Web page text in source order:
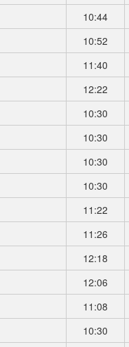
10:44
10:52
11:40
12:22
10:30
10:30
10:30
10:30
11:22
11:26
12:18
12:06
11:08
10:30